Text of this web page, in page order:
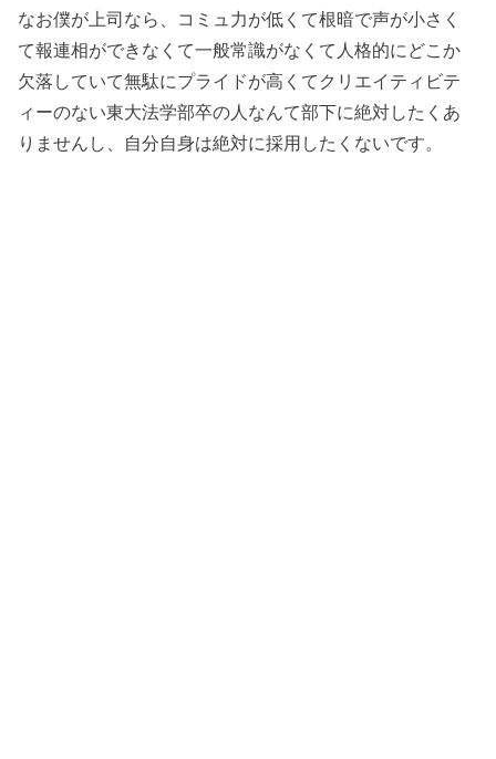
なお僕が上司なら、コミュ力が低くて根暗で声が小さく
て報連相ができなくて一般常識がなくて人格的にどこか
欠落していて無駄にプライドが高くてクリエイティビテ
ィーのない東大法学部卒の人なんて部下に絶対したくあ
りませんし、自分自身は絶対に採用したくないです。